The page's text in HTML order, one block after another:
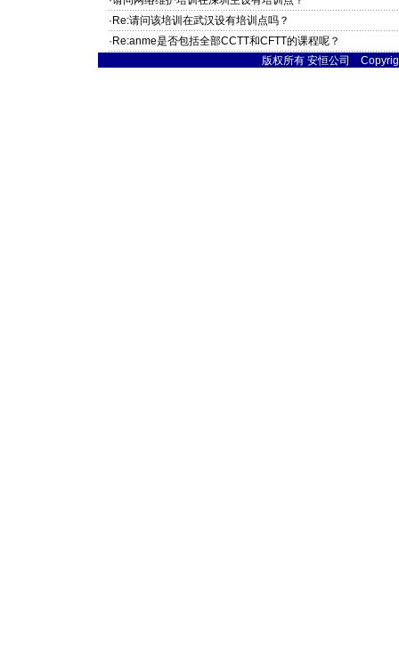
·Re:请问该培训在武汉设有培训点吗？
·Re:anme是否包括全部CCTT和CFTT的课程呢？
版权所有 安恒公司